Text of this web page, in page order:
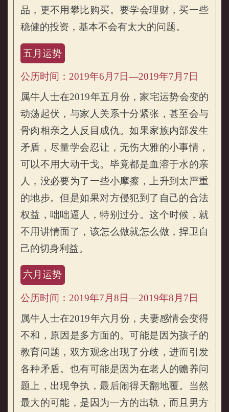
品，更不用攀比购买。要学会理财，买一些
稳健的投资，基本不会有太大的问题。
五月运势
公历时间：2019年6月7日—2019年7月7日
属牛人士在2019年五月份，家宅运势会变的
动荡起伏，与家人关系十分紧张，甚至会与
骨肉相亲之人反目成仇。如果家族内部发生
矛盾，尽量学会忍让，无伤大雅的小事情，
可以不用大动干戈。毕竟都是血溶于水的亲
人，没必要为了一些小摩擦，上升到太严重
的地步。但是如果对方侵犯到了自己的合法
权益，咄咄逼人，特别过分。这个时候，就
不用讲情面了，该怎么做就怎么做，捍卫自
己的切身利益。
六月运势
公历时间：2019年7月8日—2019年8月7日
属牛人士在2019年六月份，夫妻感情会变得
不和，原因是多方面的。可能是因为孩子的
教育问题，双方观念出现了分歧，进而引发
各种矛盾。也有可能是因为在老人的赡养问
题上，出现争执，最后闹得天翻地覆。当然
最大的可能，是因为一方的出轨，而且男方